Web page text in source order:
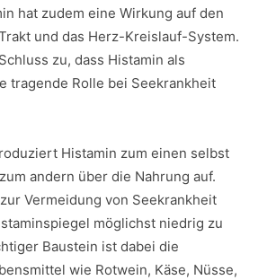
hat zudem eine Wirkung auf den
und das Herz-Kreislauf-System.
zu, dass Histamin als
tragende Rolle bei Seekrankheit
Histamin zum einen selbst
andern über die Nahrung auf.
Vermeidung von Seekrankheit
möglichst niedrig zu
Baustein ist dabei die
wie Rotwein, Käse, Nüsse,